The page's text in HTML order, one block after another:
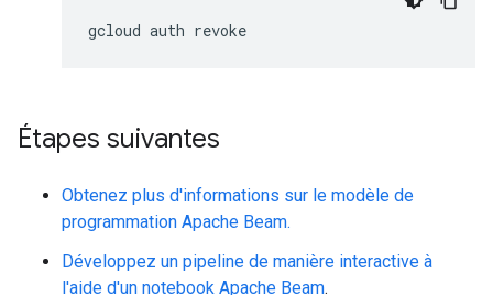
gcloud auth revoke
Étapes suivantes
Obtenez plus d'informations sur le modèle de
programmation Apache Beam.
Développez un pipeline de manière interactive à
l'aide d'un notebook Apache Beam.